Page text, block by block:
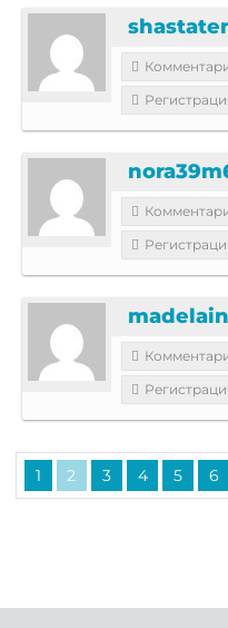
1 2 3 4 5 6